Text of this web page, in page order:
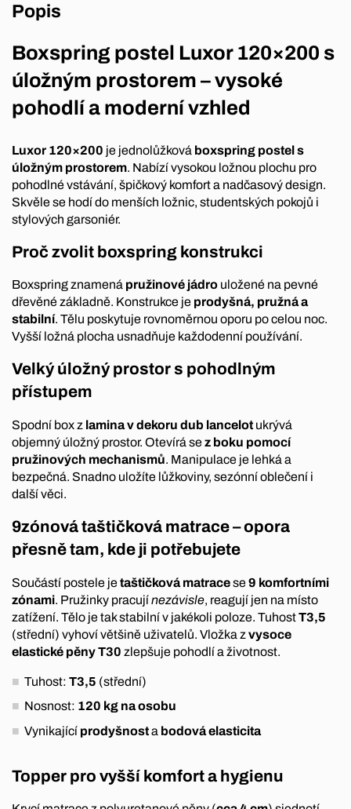
Popis
Boxspring postel Luxor 120×200 s
úložným prostorem – vysoké
pohodlí a moderní vzhled
Luxor 120×200 je jednolůžková boxspring postel s
úložným prostorem. Nabízí vysokou ložnou plochu pro
pohodlné vstávání, špičkový komfort a nadčasový design.
Skvěle se hodí do menších ložnic, studentských pokojů i
stylových garsoniér.
Proč zvolit boxspring konstrukci
Boxspring znamená pružinové jádro uložené na pevné
dřevěné základně. Konstrukce je prodyšná, pružná a
stabilní. Tělu poskytuje rovnoměrnou oporu po celou noc.
Vyšší ložná plocha usnadňuje každodenní používání.
Velký úložný prostor s pohodlným
přístupem
Spodní box z lamina v dekoru dub lancelot ukrývá
objemný úložný prostor. Otevírá sez boku pomocí
pružinových mechanismů. Manipulace je lehká a
bezpečná. Snadno uložíte lůžkoviny, sezónní oblečení i
další věci.
9zónová taštičková matrace – opora
přesně tam, kde ji potřebujete
Součástí postele jetaštičková matracese9 komfortními
zónami. Pružinky pracujínezávisle, reagují jen na místo
zatížení. Tělo je tak stabilní v jakékoli poloze. TuhostT3,5
(střední) vyhoví většině uživatelů. Vložka z vysoce
elastické pěny T30 zlepšuje pohodlí a životnost.
Tuhost: T3,5 (střední)
Nosnost: 120 kg na osobu
Vynikající prodyšnosta bodová elasticita
Topper pro vyšší komfort a hygienu